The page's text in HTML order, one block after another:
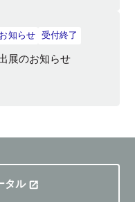
お知らせ 受付終了
展のお知らせ
タル